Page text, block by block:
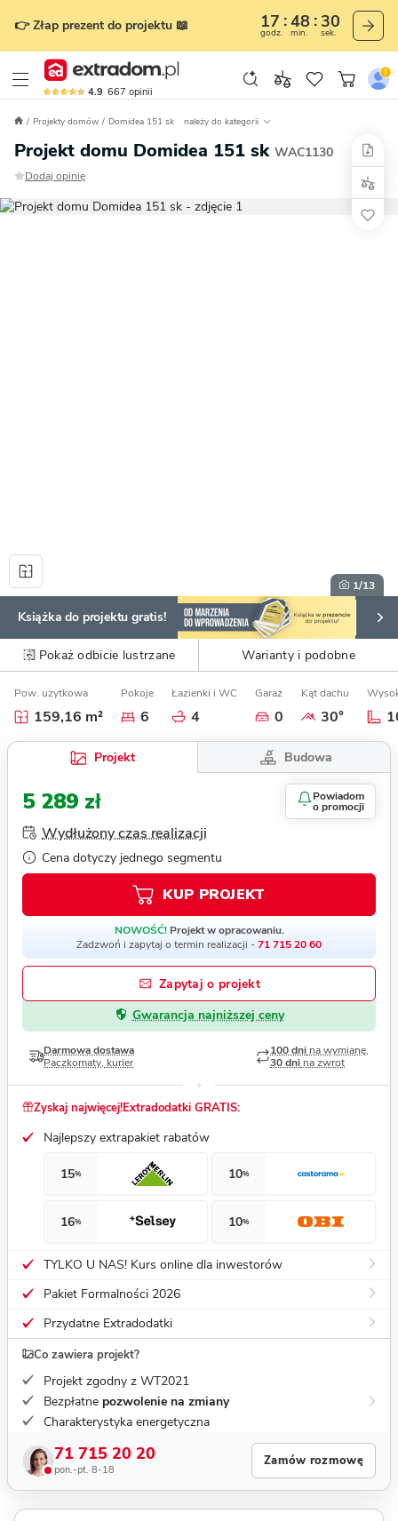
👉 Złap prezent do projektu 📖 17
godz.
48
min.
29
sek.
4.9 667 opinii
Projekty domów Domidea 151 sk należy do kategorii
Projekt domu Domidea 151 sk WAC1130
Dodaj opinię
1/13
Książka do projektu gratis!
Pokaż odbicie lustrzane Warianty i podobne
Pow. użytkowa
159,16 m²
Pokoje
6
Łazienki i WC
4
Garaż
0
Kąt dachu
30°
Projekt Budowa
5 289 zł Powiadom
o promocji
Wydłużony czas realizacji
Cena dotyczy jednego segmentu
KUP PROJEKT
NOWOŚĆ!Projekt w opracowaniu.
Zadzwoń i zapytaj o termin realizacji -71 715 20 60
Zapytaj o projekt
Gwarancja najniższej ceny
Darmowa dostawa
Paczkomaty, kurier
100 dni na wymianę,
30 dni na zwrot
Zyskaj najwięcej!Extradodatki GRATIS:
Najlepszy extrapakiet rabatów
15% 10%
16% 10%
TYLKO U NAS! Kurs online dla inwestorów
Pakiet Formalności 2026
Przydatne Extradodatki
Co zawiera projekt?
Projekt zgodny z WT2021
Bezpłatne pozwolenie na zmiany
Charakterystyka energetyczna
71 715 20 20
pon.-pt. 8-18
Zamów rozmowę